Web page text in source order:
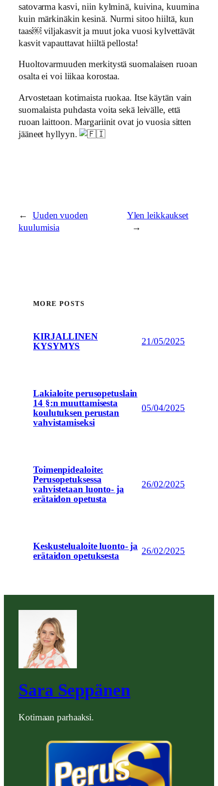
satovarma kasvi, niin kylminä, kuivina, kuumina
kuin märkinäkin kesinä. Nurmi sitoo hiiltä, kun
taas￼ viljakasvit ja muut joka vuosi kylvettävät
kasvit vapauttavat hiiltä pellosta!
Huoltovarmuuden merkitystä suomalaisen ruoan
osalta ei voi liikaa korostaa.
Arvostetaan kotimaista ruokaa. Itse käytän vain
suomalaista puhdasta voita sekä leivälle, että
ruoan laittoon. Margariinit ovat jo vuosia sitten
jääneet hyllyyn.
←
Uuden vuoden
kuulumisia
Ylen leikkaukset
→
MORE POSTS
KIRJALLINEN
KYSYMYS
21/05/2025
Lakialoite perusopetuslain
14 §:n muuttamisesta
koulutuksen perustan
vahvistamiseksi
05/04/2025
Toimenpidealoite:
Perusopetuksessa
vahvistetaan luonto- ja
erätaidon opetusta
26/02/2025
Keskustelualoite luonto- ja
erätaidon opetuksesta
26/02/2025
Sara Seppänen
Kotimaan parhaaksi.